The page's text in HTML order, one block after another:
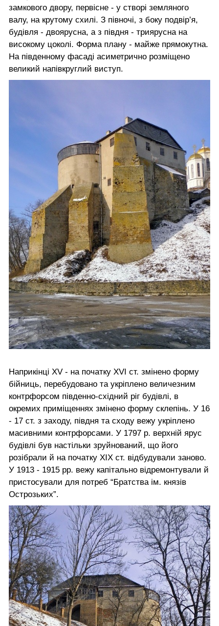
замкового двору, первісне - у створі земляного
валу, на крутому схилі. З півночі, з боку подвір’я,
будівля - двоярусна, а з півдня - триярусна на
високому цоколі. Форма плану - майже прямокутна.
На південному фасаді асиметрично розміщено
великий напівкруглий виступ.
Наприкінці XV - на початку XVI ст. змінено форму
бійниць, перебудовано та укріплено величезним
контрфорсом південно-східний ріг будівлі, в
окремих приміщеннях змінено форму склепінь. У 16
- 17 ст. з заходу, півдня та сходу вежу укріплено
масивними контрфорсами. У 1797 р. верхній ярус
будівлі був настільки зруйнований, що його
розібрали й на початку XIX ст. відбудували заново.
У 1913 - 1915 рр. вежу капітально відремонтували й
пристосували для потреб “Братства ім. князів
Острозьких”.